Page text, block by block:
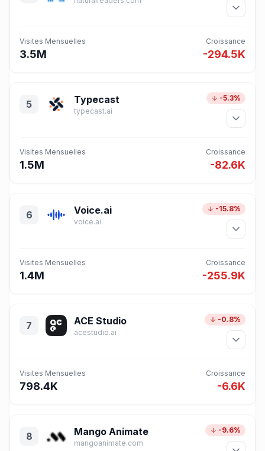
Visites Mensuelles
3.5M
Croissance
-294.5K
5 Typecast
typecast.ai
-5.3%
Visites Mensuelles
1.5M
Croissance
-82.6K
6 Voice.ai
voice.ai
-15.8%
Visites Mensuelles
1.4M
Croissance
-255.9K
7 ACE Studio
acestudio.ai
-0.8%
Visites Mensuelles
798.4K
Croissance
-6.6K
8 Mango Animate
mangoanimate.com
-9.6%